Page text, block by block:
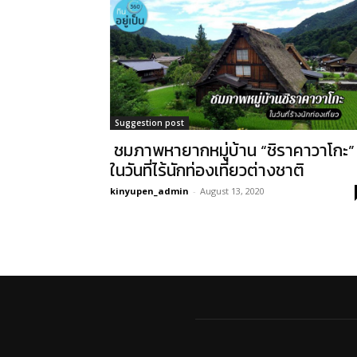
Suggestion post
ชมภาพหายากหมู่บ้าน “ชิราคาวาโกะ”
ในวันที่ไร้นักท่องเที่ยวต่างชาติ
kinyupen_admin - August 13, 2020